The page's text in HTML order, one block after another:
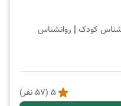
کودک | روانشناس
5
(
57نفر)